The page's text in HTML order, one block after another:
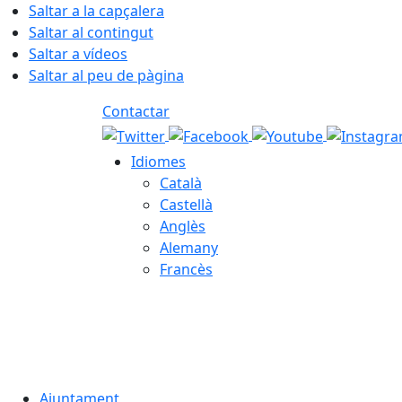
Saltar a la capçalera
Saltar al contingut
Saltar a vídeos
Saltar al peu de pàgina
Contactar
Idiomes
Català
Castellà
Anglès
Alemany
Francès